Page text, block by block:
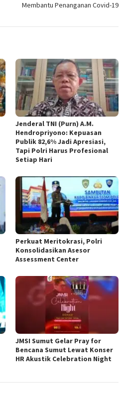
Membantu Penanganan Covid-19
Jenderal TNI (Purn) A.M.
Hendropriyono: Kepuasan
Publik 82,6% Jadi Apresiasi,
Tapi Polri Harus Profesional
Setiap Hari
Perkuat Meritokrasi, Polri
Konsolidasikan Asesor
Assessment Center
JMSI Sumut Gelar Pray for
Bencana Sumut Lewat Konser
HR Akustik Celebration Night